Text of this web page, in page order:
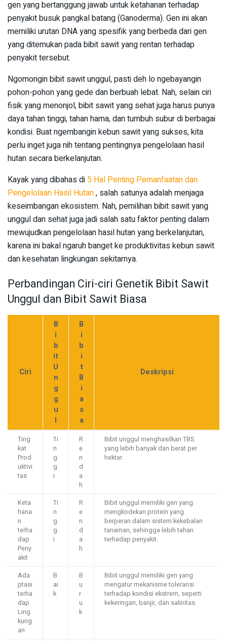
gen yang bertanggung jawab untuk ketahanan terhadap
penyakit busuk pangkal batang (Ganoderma). Gen ini akan
memiliki urutan DNA yang spesifik yang berbeda dari gen
yang ditemukan pada bibit sawit yang rentan terhadap
penyakit tersebut.
Ngomongin bibit sawit unggul, pasti deh lo ngebayangin
pohon-pohon yang gede dan berbuah lebat. Nah, selain ciri
fisik yang menonjol, bibit sawit yang sehat juga harus punya
daya tahan tinggi, tahan hama, dan tumbuh subur di berbagai
kondisi. Buat ngembangin kebun sawit yang sukses, kita
perlu inget juga nih tentang pentingnya pengelolaan hasil
hutan secara berkelanjutan.
Kayak yang dibahas di 5 Hal Penting Pemanfaatan dan
Pengelolaan Hasil Hutan, salah satunya adalah menjaga
keseimbangan ekosistem. Nah, pemilihan bibit sawit yang
unggul dan sehat juga jadi salah satu faktor penting dalam
mewujudkan pengelolaan hasil hutan yang berkelanjutan,
karena ini bakal ngaruh banget ke produktivitas kebun sawit
dan kesehatan lingkungan sekitarnya.
Perbandingan Ciri-ciri Genetik Bibit Sawit
Unggul dan Bibit Sawit Biasa
Ciri
B
i
b
it
U
n
g
g
u
l
B
i
b
i
t
B
i
a
s
a
Deskripsi
Ting
kat
Prod
uktivi
tas
Ti
n
g
g
i
R
e
n
d
a
h
Bibit unggul menghasilkan TBS
yang lebih banyak dan berat per
hektar.
Keta
hana
n
terha
dap
Peny
akit
Ti
n
g
g
i
R
e
n
d
a
h
Bibit unggul memiliki gen yang
mengkodekan protein yang
berperan dalam sistem kekebalan
tanaman, sehingga lebih tahan
terhadap penyakit.
Ada
ptasi
terha
dap
Ling
kung
an
B
ai
k
B
u
r
u
k
Bibit unggul memiliki gen yang
mengatur mekanisme toleransi
terhadap kondisi ekstrem, seperti
kekeringan, banjir, dan salinitas.